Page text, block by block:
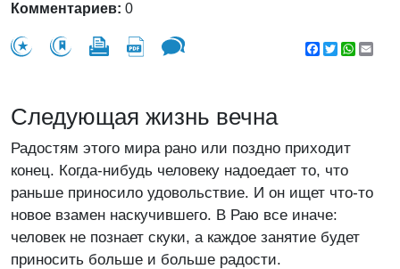
Комментариев: 0
Facebook
Twitter
Следующая жизнь вечна
Радостям этого мира рано или поздно приходит
конец. Когда-нибудь человеку надоедает то, что
раньше приносило удовольствие. И он ищет что-то
новое взамен наскучившего. В Раю все иначе:
человек не познает скуки, а каждое занятие будет
приносить больше и больше радости.